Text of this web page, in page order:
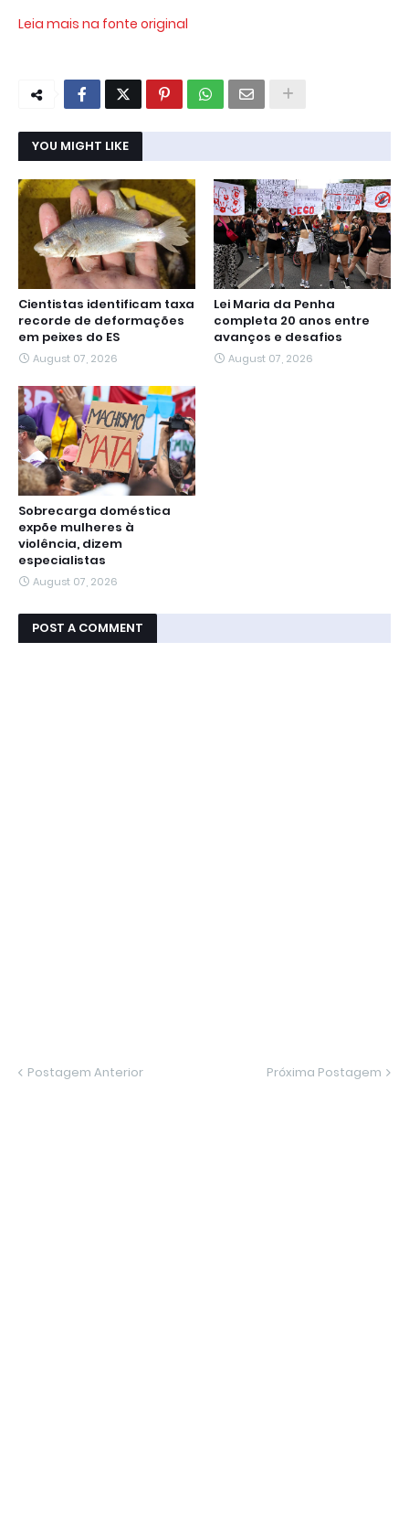
Leia mais na fonte original
YOU MIGHT LIKE
Cientistas identificam taxa
recorde de deformações
em peixes do ES
August 07, 2026
Lei Maria da Penha
completa 20 anos entre
avanços e desafios
August 07, 2026
Sobrecarga doméstica
expõe mulheres à
violência, dizem
especialistas
August 07, 2026
POST A COMMENT
Postagem Anterior Próxima Postagem